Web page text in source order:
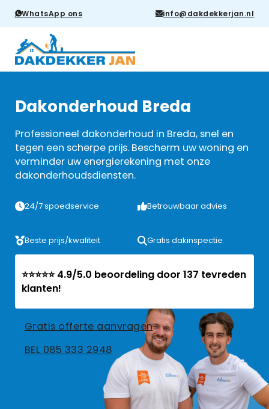
WhatsApp ons info@dakdekkerjan.nl
Dakonderhoud Breda
Professioneel dakonderhoud in Breda, snel en
tegen een scherpe prijs. Bescherm uw woning en
verminder uw energierekening met onze
dakonderhoudsdiensten.
24/7 spoedservice Betrouwbaar advies
Beste prijs/kwaliteit Gratis dakinspectie
⭐⭐⭐⭐⭐ 4.9/5.0 beoordeling door 137 tevreden
klanten!
Gratis offerte aanvragen
BEL 085 333 2948